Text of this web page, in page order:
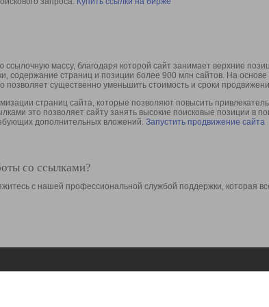
массу, благодаря которой сайт занимает верхние
содержание страниц и позиции более 900 млн сайтов. На
существенно уменьшить стоимость и сроки
страниц сайта, которые позволяют повысить
это позволяет сайту занять высокие поисковые позиции в
дополнительных вложений. Запустить продвижение сайта
со ссылками?
с нашей профессиональной службой поддержки, которая